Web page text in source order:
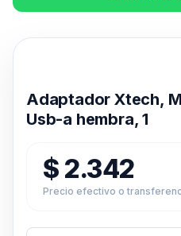
Adaptador Xtech,
Usb-a hembra, 1
$ 2.342
Precio efectivo o